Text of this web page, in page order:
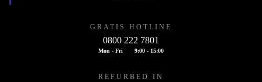
GRATIS HOTLINE
0800 222 7801
Mon - Fri 9:00 - 15:00
REFURBED IN